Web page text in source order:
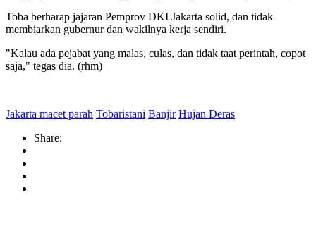
Toba berharap jajaran Pemprov DKI Jakarta solid, dan tidak
membiarkan gubernur dan wakilnya kerja sendiri.
"Kalau ada pejabat yang malas, culas, dan tidak taat perintah, copot
saja," tegas dia. (rhm)
Jakarta macet parah Tobaristani Banjir Hujan Deras
Share: